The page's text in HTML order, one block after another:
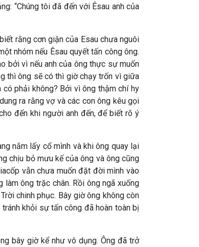
“Chúng tôi đã đến với Êsau anh của
rằng cơn giận của Esau chưa nguôi
nhóm nếu Êsau quyết tấn công ông.
bởi vì nếu anh của ông thực sự muốn
thì ông sẽ có thì giờ chạy trốn vì giữa
phải không? Bởi vì ông thậm chí hy
ra rằng vợ và các con ông kêu gọi
đến khi người anh đến, để biết rõ ý
nắm lấy cổ mình và khi ông quay lại
chịu bỏ mưu kế của ông và ông cũng
vẫn chưa muốn đặt đời mình vào
ông trặc chân. Rồi ông ngã xuống
chinh phục. Bây giờ ông không còn
khỏi sự tấn công đã hoàn toàn bị
bây giờ kể như vô dụng. Ông đã trở